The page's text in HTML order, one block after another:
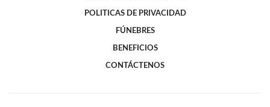
POLITICAS DE PRIVACIDAD
FÚNEBRES
BENEFICIOS
CONTÁCTENOS